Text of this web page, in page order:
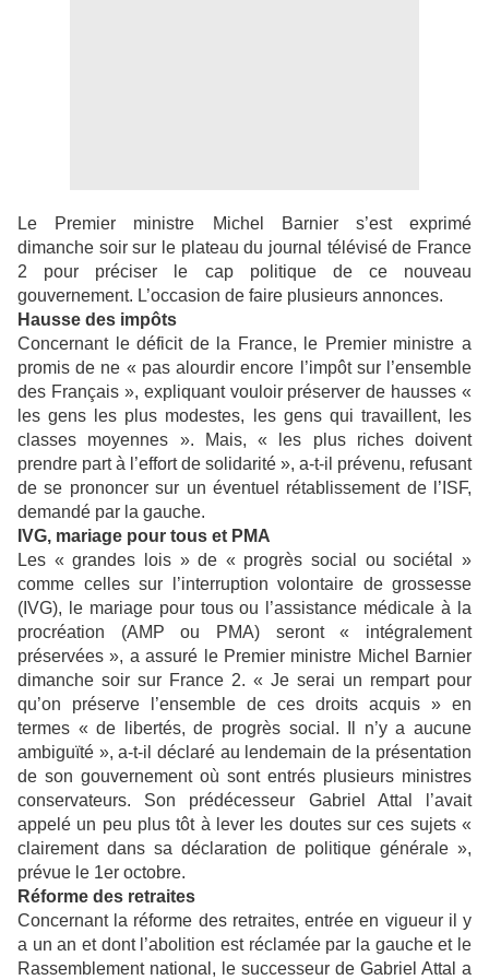
Le Premier ministre Michel Barnier s’est exprimé
dimanche soir sur le plateau du journal télévisé de France
2 pour préciser le cap politique de ce nouveau
gouvernement. L’occasion de faire plusieurs annonces.
Hausse des impôts
Concernant le déficit de la France, le Premier ministre a
promis de ne « pas alourdir encore l’impôt sur l’ensemble
des Français », expliquant vouloir préserver de hausses «
les gens les plus modestes, les gens qui travaillent, les
classes moyennes ». Mais, « les plus riches doivent
prendre part à l’effort de solidarité », a-t-il prévenu, refusant
de se prononcer sur un éventuel rétablissement de l’ISF,
demandé par la gauche.
IVG, mariage pour tous et PMA
Les « grandes lois » de « progrès social ou sociétal »
comme celles sur l’interruption volontaire de grossesse
(IVG), le mariage pour tous ou l’assistance médicale à la
procréation (AMP ou PMA) seront « intégralement
préservées », a assuré le Premier ministre Michel Barnier
dimanche soir sur France 2. « Je serai un rempart pour
qu’on préserve l’ensemble de ces droits acquis » en
termes « de libertés, de progrès social. Il n’y a aucune
ambiguïté », a-t-il déclaré au lendemain de la présentation
de son gouvernement où sont entrés plusieurs ministres
conservateurs. Son prédécesseur Gabriel Attal l’avait
appelé un peu plus tôt à lever les doutes sur ces sujets «
clairement dans sa déclaration de politique générale »,
prévue le 1er octobre.
Réforme des retraites
Concernant la réforme des retraites, entrée en vigueur il y
a un an et dont l’abolition est réclamée par la gauche et le
Rassemblement national, le successeur de Gabriel Attal a